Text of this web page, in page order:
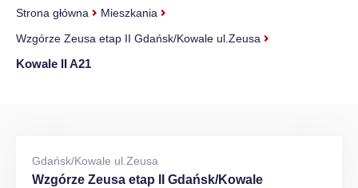
Strona główna
Mieszkania
Wzgórze Zeusa etap II Gdańsk/Kowale ul.Zeusa
Kowale II A21
Gdańsk/Kowale ul.Zeusa
Wzgórze Zeusa etap II Gdańsk/Kowale